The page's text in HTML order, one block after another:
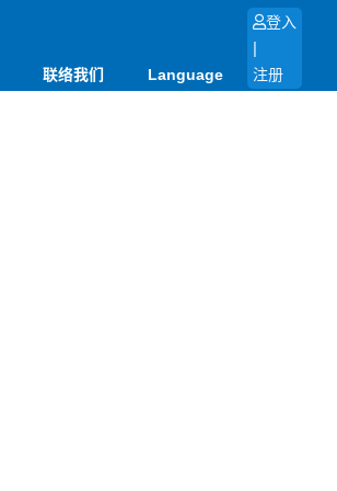
联络我们 Language
登入
|
注册